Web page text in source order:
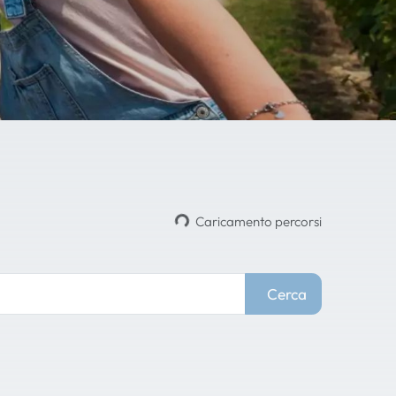
Caricamento percorsi
Cerca